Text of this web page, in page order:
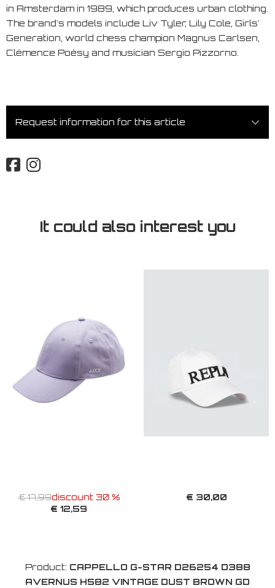
in Amsterdam in 1989, which produces urban clothing.
The brand's models include Liv Tyler, Lily Cole, Girls'
Generation, world chess champion Magnus Carlsen,
Clémence Poésy and musician Sergio Pizzorno.
Request information for this article
It could also interest you
€ 17,99discount 30 %
€ 12,59
€ 30,00
Product: CAPPELLO G-STAR D26254 D388
AVERNUS H582 VINTAGE DUST BROWN GD